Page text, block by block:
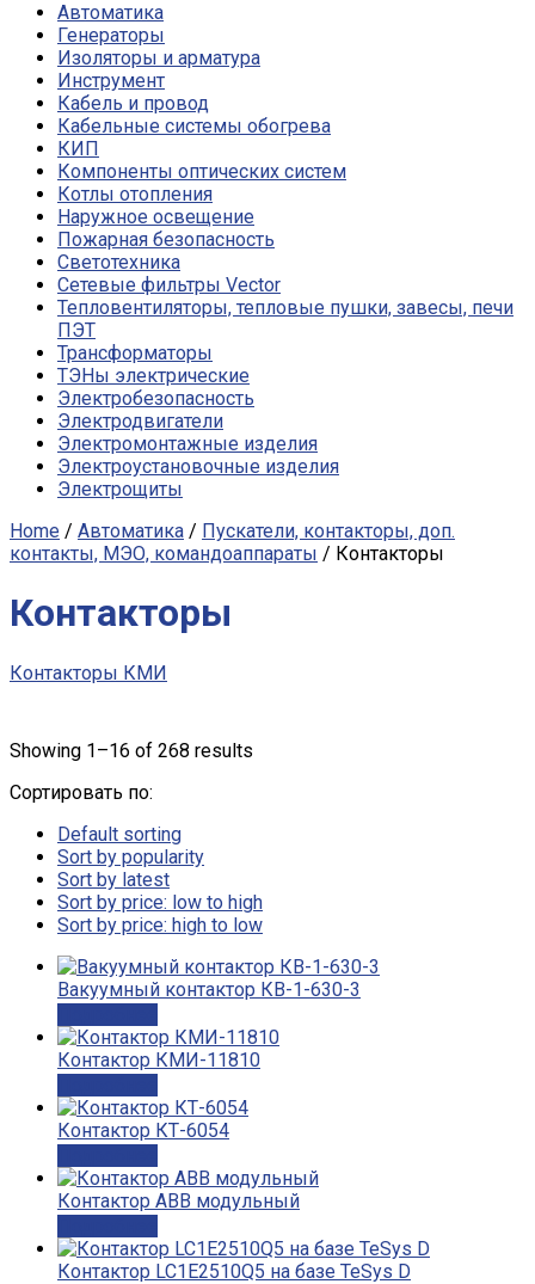
Автоматика
Генераторы
Изоляторы и арматура
Инструмент
Кабель и провод
Кабельные системы обогрева
КИП
Компоненты оптических систем
Котлы отопления
Наружное освещение
Пожарная безопасность
Светотехника
Сетевые фильтры Vector
Тепловентиляторы, тепловые пушки, завесы, печи
ПЭТ
Трансформаторы
ТЭНы электрические
Электробезопасность
Электродвигатели
Электромонтажные изделия
Электроустановочные изделия
Электрощиты
Home / Автоматика / Пускатели, контакторы, доп.
контакты, МЭО, командоаппараты / Контакторы
Контакторы
Контакторы КМИ
Showing 1–16 of 268 results
Сортировать по:
Default sorting
Sort by popularity
Sort by latest
Sort by price: low to high
Sort by price: high to low
Вакуумный контактор КВ-1-630-3
Контактор КМИ-11810
Контактор КТ-6054
Контактор ABB модульный
Контактор LC1E2510Q5 на базе TeSys D